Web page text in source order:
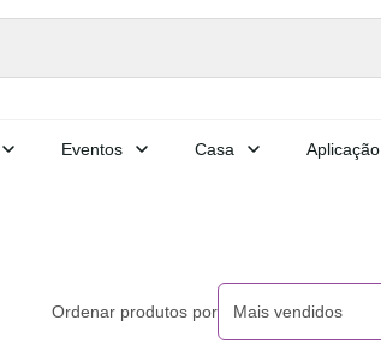
Eventos Casa Aplicação
Ordenar produtos por Mais vendidos